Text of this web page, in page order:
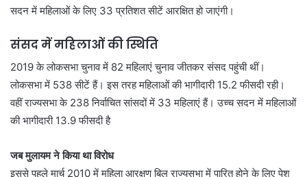
सदन में महिलाओं के लिए 33 प्रतिशत सीटें आरक्षित हो जाएंगी।
संसद में महिलाओं की स्थिति
2019 के लोकसभा चुनाव में 82 महिलाएं चुनाव जीतकर संसद पहुंची थीं।
लोकसभा में 538 सीटें हैं। इस तरह महिलाओं की भागीदारी 15.2 फीसदी रही।
वहीं राज्यसभा के 238 निर्वाचित सांसदों में 33 महिलाएं हैं। उच्च सदन में महिलाओं
की भागीदारी 13.9 फीसदी है
जब मुलायम ने क‍िया था व‍िरोध
इससे पहले मार्च 2010 में महिला आरक्षण बिल राज्यसभा में पारित होने के लिए पेश